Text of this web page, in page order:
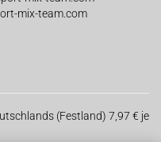
mix-team.com
(Festland) 7,97 € je